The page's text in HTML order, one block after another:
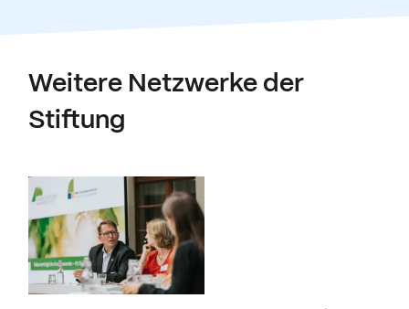
Weitere Netzwerke der
Stiftung